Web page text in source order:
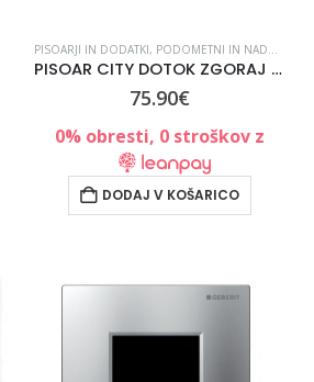
PISOARJI IN DODATKI, PODOMETNI IN NADOMETNI SANITARNI SISTEMI
PISOAR CITY DOTOK ZGORAJ CERASTYLE 005800-pu.01
75.90€
0% obresti, 0 stroškov z
DODAJ V KOŠARICO